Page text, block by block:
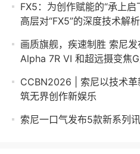
FX5：为创作赋能的“承上
高层对“FX5”的深度技术解析
画质旗舰，疾速制胜 索尼
Alpha 7R VI 和超远摄变焦
F4.5 GM OSS
CCBN2026 | 索尼以技术
筑无界创作新娱乐
索尼一口气发布5款新系列